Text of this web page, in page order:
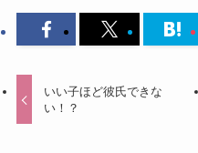
いい子ほど彼氏できな
い！？